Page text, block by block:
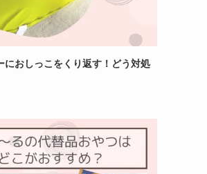
におしっこをくり返す！どう対処